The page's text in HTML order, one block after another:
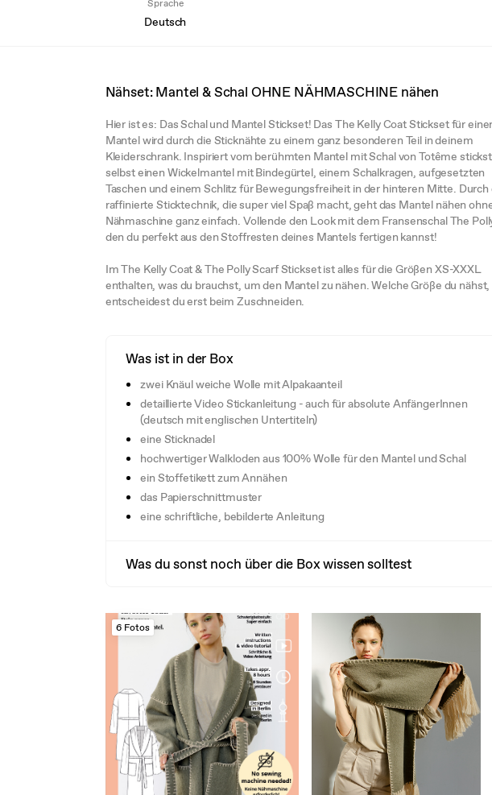
Sprache
Deutsch
Nähset: Mantel & Schal OHNE NÄHMASCHINE nähen
Hier ist es: Das Schal und Mantel Stickset! Das The Kelly Coat Stickset für
Mantel wird durch die Sticknähte zu einem ganz besonderen Teil in deinem
Kleiderschrank. Inspiriert vom berühmten Mantel mit Schal von Totême
selbst einen Wickelmantel mit Bindegürtel, einem Schalkragen, aufgesetzten
Taschen und einem Schlitz für Bewegungsfreiheit in der hinteren Mitte. Durch
raffinierte Sticktechnik, die super viel Spaß macht, geht das Mantel nähen
Nähmaschine ganz einfach. Vollende den Look mit dem Fransenschal The
den du perfekt aus den Stoffresten deines Mantels fertigen kannst!
Im The Kelly Coat & The Polly Scarf Stickset ist alles für die Größen XS-XXXL
enthalten, was du brauchst, um den Mantel zu nähen. Welche Größe du nähst,
entscheidest du erst beim Zuschneiden.
Was ist in der Box
zwei Knäul weiche Wolle mit Alpakaanteil
detaillierte Video Stickanleitung - auch für absolute AnfängerInnen
(deutsch mit englischen Untertiteln)
eine Sticknadel
hochwertiger Walkloden aus 100% Wolle für den Mantel und Schal
ein Stoffetikett zum Annähen
das Papierschnittmuster
eine schriftliche, bebilderte Anleitung
Was du sonst noch über die Box wissen solltest
6 Fotos